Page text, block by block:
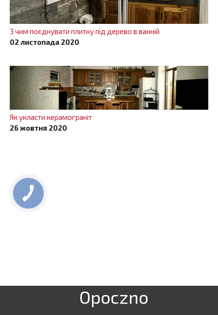
З чим поєднувати плитку під дерево в ванній
02 листопада 2020
Як укласти керамограніт
26 жовтня 2020
Opoczno